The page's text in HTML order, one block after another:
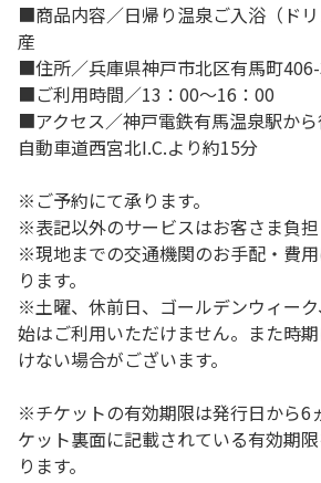
■商品内容／日帰り温泉ご入浴（ド
産
■住所／兵庫県神戸市北区有馬町
■ご利用時間／13：00～16：00
■アクセス／神戸電鉄有馬温泉駅か
自動車道西宮北I.C.より約15分
※ご予約にて承ります。
※表記以外のサービスはお客さま負担
※現地までの交通機関のお手配・費
ります。
※土曜、休前日、ゴールデンウィー
始はご利用いただけません。また時
けない場合がございます。
※チケットの有効期限は発行日から6
ケット裏面に記載されている有効期
ります。